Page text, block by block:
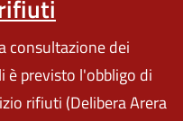
consultazione dei
è previsto l'obbligo di
rifiuti (Delibera Arera